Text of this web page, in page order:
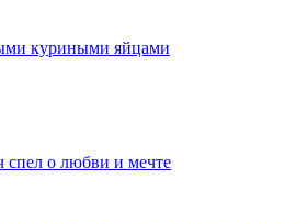
куриными яйцами
спел о любви и мечте